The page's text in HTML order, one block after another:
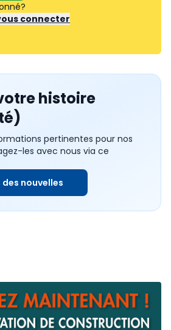
connecter
histoire
pertinentes pour nos
les avec nous via ce
nouvelles